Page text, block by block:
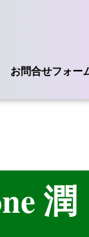
お問合せフォー
潤